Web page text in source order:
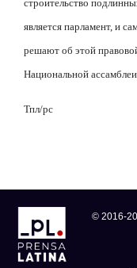
строительство
является парламент, и
решают об этой
Национальной
Тпл/рс
© 2016-